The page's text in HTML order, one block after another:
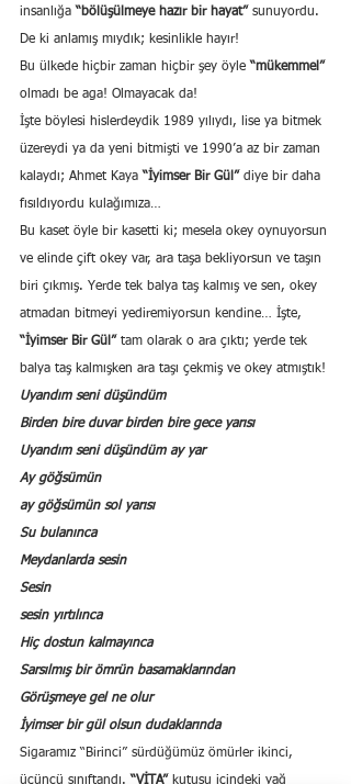
insanlığa “bölüşülmeye hazır bir hayat” sunuyordu.
De ki anlamış mıydık; kesinlikle hayır!
Bu ülkede hiçbir zaman hiçbir şey öyle “mükemmel”
olmadı be aga! Olmayacak da!
İşte böylesi hislerdeydik 1989 yılıydı, lise ya bitmek
üzereydi ya da yeni bitmişti ve 1990’a az bir zaman
kalaydı; Ahmet Kaya “İyimser Bir Gül” diye bir daha
fısıldıyordu kulağımıza…
Bu kaset öyle bir kasetti ki; mesela okey oynuyorsun
ve elinde çift okey var, ara taşa bekliyorsun ve taşın
biri çıkmış. Yerde tek balya taş kalmış ve sen, okey
atmadan bitmeyi yediremiyorsun kendine… İşte,
“İyimser Bir Gül” tam olarak o ara çıktı; yerde tek
balya taş kalmışken ara taşı çekmiş ve okey atmıştık!
Uyandım seni düşündüm
Birden bire duvar birden bire gece yarısı
Uyandım seni düşündüm ay yar
Ay göğsümün
ay göğsümün sol yarısı
Su bulanınca
Meydanlarda sesin
Sesin
sesin yırtılınca
Hiç dostun kalmayınca
Sarsılmış bir ömrün basamaklarından
Görüşmeye gel ne olur
İyimser bir gül olsun dudaklarında
Sigaramız “Birinci” sürdüğümüz ömürler ikinci,
üçüncü sınıftandı. “VİTA” kutusu içindeki yağ